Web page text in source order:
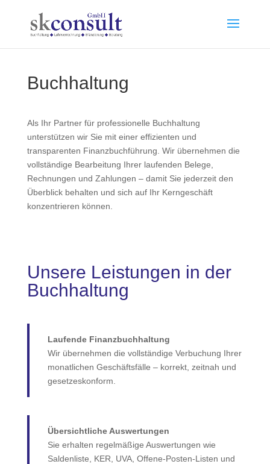
Buchhaltung
Als Ihr Partner für professionelle Buchhaltung
unterstützen wir Sie mit einer effizienten und
transparenten Finanzbuchführung. Wir übernehmen die
vollständige Bearbeitung Ihrer laufenden Belege,
Rechnungen und Zahlungen – damit Sie jederzeit den
Überblick behalten und sich auf Ihr Kerngeschäft
konzentrieren können.
Unsere Leistungen in der
Buchhaltung
Laufende Finanzbuchhaltung
Wir übernehmen die vollständige Verbuchung Ihrer
monatlichen Geschäftsfälle – korrekt, zeitnah und
gesetzeskonform.
Übersichtliche Auswertungen
Sie erhalten regelmäßige Auswertungen wie
Saldenliste, KER, UVA, Offene‑Posten‑Listen und